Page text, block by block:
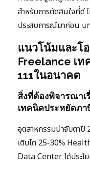
สำหรับการตัดสินใจที่ดี
ประสบการณ์มาก่อน
แนวโน้มและโ
Freelance เ
111ในอนาคต
สิ่งที่ต้องพิจารณา
เทคนิคประหยัดภา
อุตสาหกรรมน่าจับตาปี
เติบโต 25-30%
Data Center ได้ประ